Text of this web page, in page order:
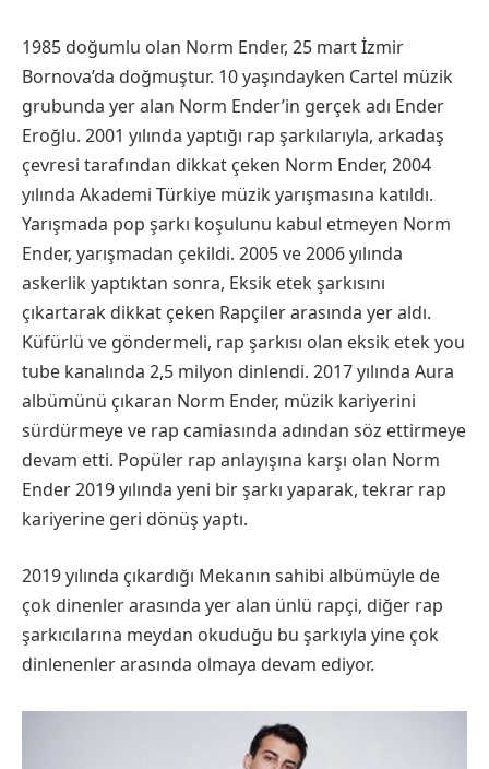
1985 doğumlu olan Norm Ender, 25 mart İzmir
Bornova’da doğmuştur. 10 yaşındayken Cartel müzik
grubunda yer alan Norm Ender’in gerçek adı Ender
Eroğlu. 2001 yılında yaptığı rap şarkılarıyla, arkadaş
çevresi tarafından dikkat çeken Norm Ender, 2004
yılında Akademi Türkiye müzik yarışmasına katıldı.
Yarışmada pop şarkı koşulunu kabul etmeyen Norm
Ender, yarışmadan çekildi. 2005 ve 2006 yılında
askerlik yaptıktan sonra, Eksik etek şarkısını
çıkartarak dikkat çeken Rapçiler arasında yer aldı.
Küfürlü ve göndermeli, rap şarkısı olan eksik etek you
tube kanalında 2,5 milyon dinlendi. 2017 yılında Aura
albümünü çıkaran Norm Ender, müzik kariyerini
sürdürmeye ve rap camiasında adından söz ettirmeye
devam etti. Popüler rap anlayışına karşı olan Norm
Ender 2019 yılında yeni bir şarkı yaparak, tekrar rap
kariyerine geri dönüş yaptı.
2019 yılında çıkardığı Mekanın sahibi albümüyle de
çok dinenler arasında yer alan ünlü rapçi, diğer rap
şarkıcılarına meydan okuduğu bu şarkıyla yine çok
dinlenenler arasında olmaya devam ediyor.